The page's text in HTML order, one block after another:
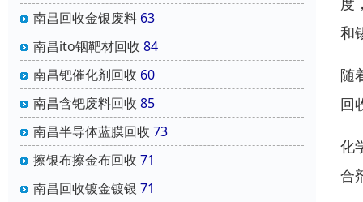
南昌回收金银废料 63
南昌ito铟靶材回收 84
南昌钯催化剂回收 60
南昌含钯废料回收 85
南昌半导体蓝膜回收 73
擦银布擦金布回收 71
南昌回收镀金镀银 71
和
随
回
化
合